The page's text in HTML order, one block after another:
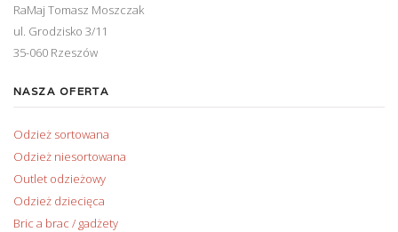
RaMaj Tomasz Moszczak
ul. Grodzisko 3/11
35-060 Rzeszów
NASZA OFERTA
Odzież sortowana
Odzież niesortowana
Outlet odzieżowy
Odzież dziecięca
Bric a brac / gadżety